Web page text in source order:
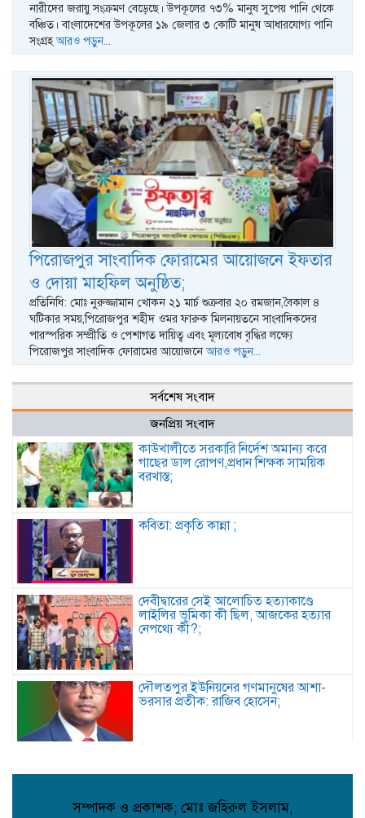
নারীদের জরায়ু সংক্রমণ বেড়েছে। উপকূলের ৭৩% মানুষ সুপেয় পানি থেকে
বঞ্চিত। বাংলাদেশের উপকূলের ১৯ জেলার ৩ কোটি মানুষ আধারযোগ্য পানি
সংগ্রহআরও পড়ুন...
পিরোজপুর সাংবাদিক ফোরামের আয়োজনে ইফতার
ও দোয়া মাহফিল অনুষ্ঠিত;
প্রতিনিধি: মোঃ নুরুজ্জামান খোকন ২১ মার্চ শুক্রবার ২০ রমজান,বৈকাল ৪
ঘটিকার সময়,পিরোজপুর শহীদ ওমর ফারুক মিলনায়তনে সাংবাদিকদের
পারস্পরিক সম্প্রীতি ও পেশাগত দায়িত্ব এবং মূল্যবোধ বৃদ্ধির লক্ষ্যে
পিরোজপুর সাংবাদিক ফোরামের আয়োজনেআরও পড়ুন...
সর্বশেষ সংবাদ
জনপ্রিয় সংবাদ
কাউখালীতে সরকারি নির্দেশ অমান্য করে
গাছের ডাল রোপণ,প্রধান শিক্ষক সাময়িক
বরখাস্ত;
কবিতা: প্রকৃতি কান্না ;
দেবীদ্বারের সেই আলোচিত হত্যাকাণ্ডে
লাইলির ভূমিকা কী ছিল, আজকের হত্যার
নেপথ্যে কী?;
দৌলতপুর ইউনিয়নের গণমানুষের আশা-
ভরসার প্রতীক: রাজিব হোসেন;
পলিথিনে মোড়ানো লাশের ৯ প্যাকেট উদ্ধার,
সম্পাদক ও প্রকাশক; মোঃ জহিরুল ইসলাম,